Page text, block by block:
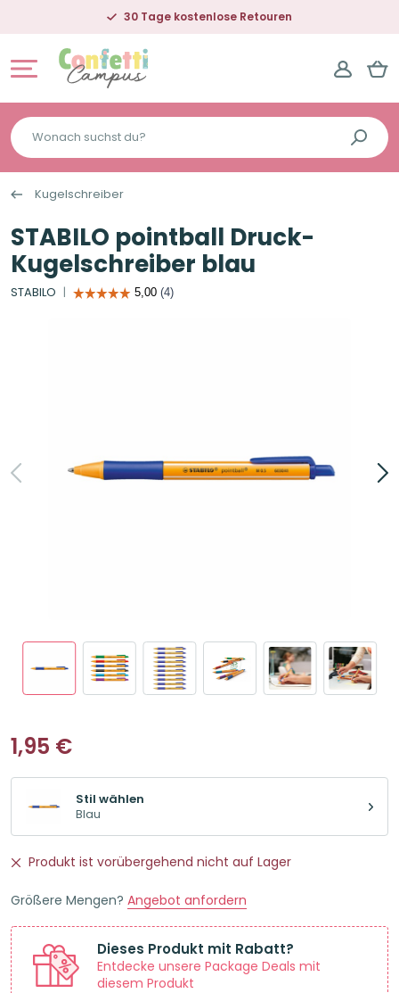
30 Tage kostenlose Retouren
Wonach
suchst
du?
Kugelschreiber
STABILO pointball Druck-
Kugelschreiber blau
STABILO
1,95 €
Stil wählen
Blau
Produkt ist vorübergehend nicht auf Lager
Größere Mengen? Angebot anfordern
Dieses Produkt mit Rabatt?
Entdecke unsere Package Deals mit
diesem Produkt